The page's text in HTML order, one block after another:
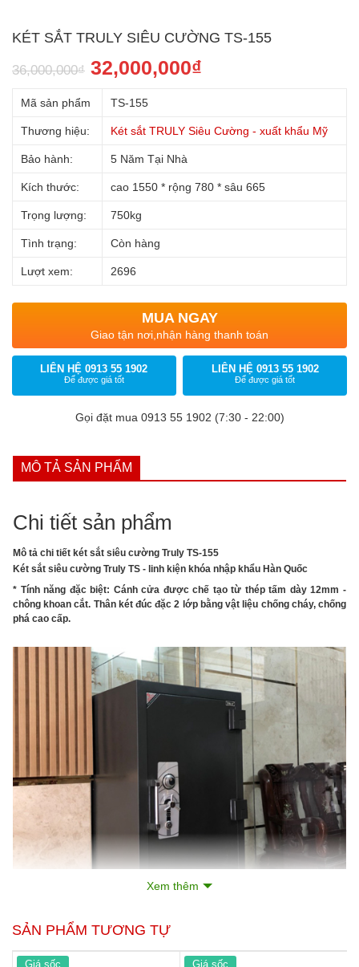
KÉT SẮT TRULY SIÊU CƯỜNG TS-155
36,000,000₫ 32,000,000₫
Mã sản phẩm TS-155
Thương hiệu: Két sắt TRULY Siêu Cường - xuất khẩu Mỹ
Bảo hành: 5 Năm Tại Nhà
Kích thước: cao 1550 * rộng 780 * sâu 665
Trọng lượng: 750kg
Tình trạng: Còn hàng
Lượt xem: 2696
MUA NGAY
Giao tận nơi,nhận hàng thanh toán
LIÊN HỆ 0913 55 1902
Để được giá tốt
LIÊN HỆ 0913 55 1902
Để được giá tốt
Gọi đặt mua 0913 55 1902 (7:30 - 22:00)
MÔ TẢ SẢN PHẨM
Chi tiết sản phẩm
Mô tả chi tiết két sắt siêu cường Truly TS-155
Két sắt siêu cường Truly TS - linh kiện khóa nhập khẩu Hàn Quốc
* Tính năng đặc biệt: Cánh cửa được chế tạo từ thép tấm dày 12mm -
chông khoan cắt. Thân két đúc đặc 2 lớp bằng vật liệu chống cháy, chống
phá cao cấp.
Xem thêm
SẢN PHẨM TƯƠNG TỰ
Giá sốc Giá sốc